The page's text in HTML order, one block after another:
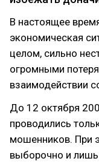
В настоящее
экономическая
целом, сильно
огромными
взаимодействии
До 12 октября
проводились
мошенников. При
выборочно и лишь